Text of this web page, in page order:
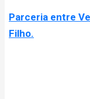
Parceria entre
Filho.